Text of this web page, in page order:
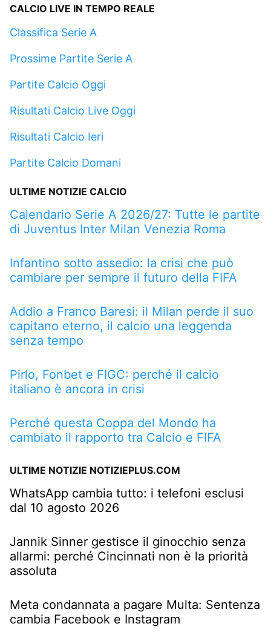
CALCIO LIVE IN TEMPO REALE
Classifica Serie A
Prossime Partite Serie A
Partite Calcio Oggi
Risultati Calcio Live Oggi
Risultati Calcio Ieri
Partite Calcio Domani
ULTIME NOTIZIE CALCIO
Calendario Serie A 2026/27: Tutte le partite
di Juventus Inter Milan Venezia Roma
Infantino sotto assedio: la crisi che può
cambiare per sempre il futuro della FIFA
Addio a Franco Baresi: il Milan perde il suo
capitano eterno, il calcio una leggenda
senza tempo
Pirlo, Fonbet e FIGC: perché il calcio
italiano è ancora in crisi
Perché questa Coppa del Mondo ha
cambiato il rapporto tra Calcio e FIFA
ULTIME NOTIZIE NOTIZIEPLUS.COM
WhatsApp cambia tutto: i telefoni esclusi
dal 10 agosto 2026
Jannik Sinner gestisce il ginocchio senza
allarmi: perché Cincinnati non è la priorità
assoluta
Meta condannata a pagare Multa: Sentenza
cambia Facebook e Instagram